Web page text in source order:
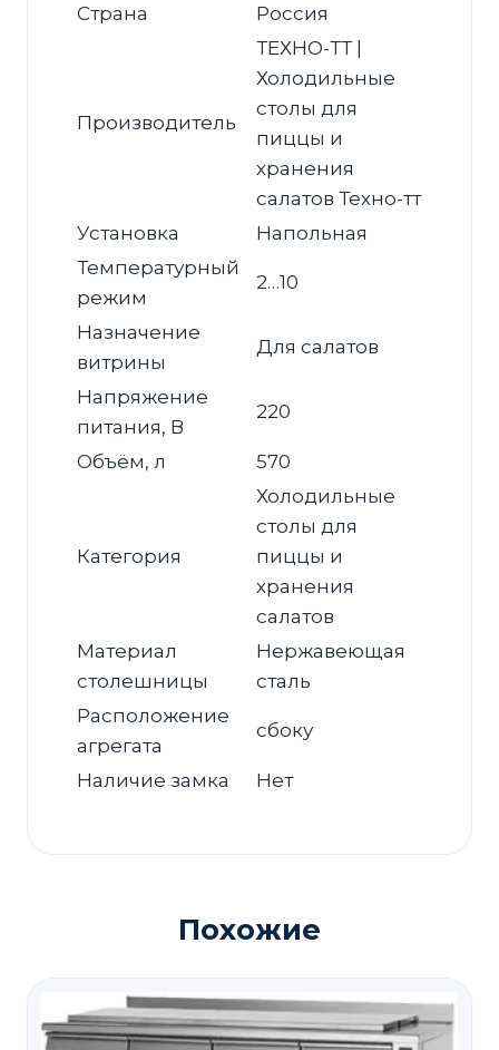
Страна
Россия
Производитель
ТЕХНО-ТТ |
Холодильные
столы для
пиццы и
хранения
салатов Техно-тт
Установка
Напольная
Температурный
режим
2…10
Назначение
витрины
Для салатов
Напряжение
питания, В
220
Объём, л 570
Категория
Холодильные
столы для
пиццы и
хранения
салатов
Материал
столешницы
Нержавеющая
сталь
Расположение
агрегата
сбоку
Наличие замка Нет
Похожие